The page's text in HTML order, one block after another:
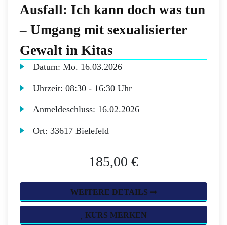
Ausfall: Ich kann doch was tun
– Umgang mit sexualisierter
Gewalt in Kitas
Datum:Mo. 16.03.2026
Uhrzeit:08:30 - 16:30 Uhr
Anmeldeschluss: 16.02.2026
Ort:33617 Bielefeld
185,00 €
WEITERE DETAILS ➞
KURS MERKEN